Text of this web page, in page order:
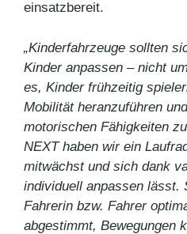
einsatzbereit.
„Kinderfahrzeuge sollten
Kinder anpassen – nicht
es, Kinder frühzeitig
Mobilität heranzuführen
motorischen Fähigkeiten
NEXT haben wir ein
mitwächst und sich dank
individuell anpassen lässt.
Fahrerin bzw. Fahrer
abgestimmt, Bewegungen